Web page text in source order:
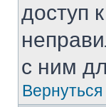
доступ
с ним